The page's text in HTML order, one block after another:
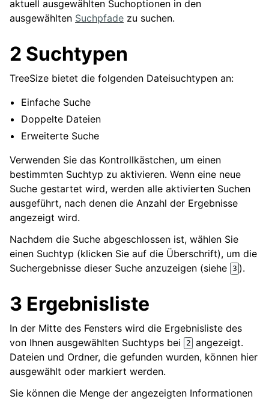
aktuell ausgewählten Suchoptionen in den
ausgewählten Suchpfade zu suchen.
2 Suchtypen
TreeSize bietet die folgenden Dateisuchtypen an:
Einfache Suche
Doppelte Dateien
Erweiterte Suche
Verwenden Sie das Kontrollkästchen, um einen
bestimmten Suchtyp zu aktivieren. Wenn eine neue
Suche gestartet wird, werden alle aktivierten Suchen
ausgeführt, nach denen die Anzahl der Ergebnisse
angezeigt wird.
Nachdem die Suche abgeschlossen ist, wählen Sie
einen Suchtyp (klicken Sie auf die Überschrift), um die
Suchergebnisse dieser Suche anzuzeigen (siehe 3 ).
3 Ergebnisliste
In der Mitte des Fensters wird die Ergebnisliste des
von Ihnen ausgewählten Suchtyps bei
2 angezeigt.
Dateien und Ordner, die gefunden wurden, können hier
ausgewählt oder markiert werden.
Sie können die Menge der angezeigten Informationen